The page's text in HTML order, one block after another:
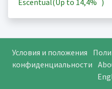
Escentual(Up to 14,4% )
Условия и положения
конфиденциальности